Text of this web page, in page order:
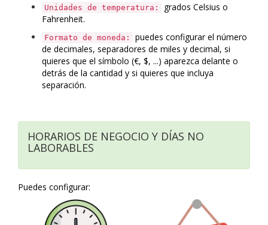
Unidades de temperatura:
grados Celsius o
Fahrenheit.
Formato de moneda:
puedes configurar el número
de decimales, separadores de miles y decimal, si
quieres que el símbolo (€, $, ...) aparezca delante o
detrás de la cantidad y si quieres que incluya
separación.
HORARIOS DE NEGOCIO Y DÍAS NO
LABORABLES
Puedes configurar: